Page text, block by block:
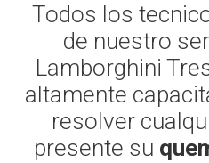
Todos los
de nuestro
Lamborghini
altamente
resolver
presente su